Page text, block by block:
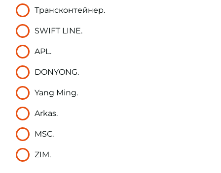
Трансконтейнер.
SWIFT LINE.
APL.
DONYONG.
Yang Ming.
Arkas.
MSC.
ZIM.